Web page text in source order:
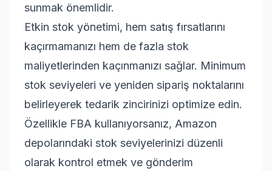
sunmak önemlidir.
Etkin stok yönetimi, hem satış fırsatlarını
kaçırmamanızı hem de fazla stok
maliyetlerinden kaçınmanızı sağlar. Minimum
stok seviyeleri ve yeniden sipariş noktalarını
belirleyerek tedarik zincirinizi optimize edin.
Özellikle FBA kullanıyorsanız, Amazon
depolarındaki stok seviyelerinizi düzenli
olarak kontrol etmek ve gönderim